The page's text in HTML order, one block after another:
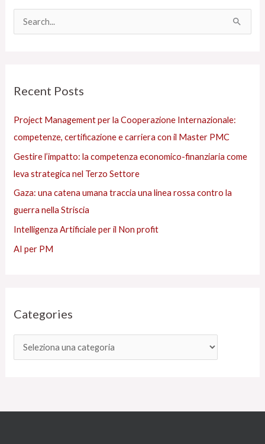
a
Recent Posts
Project Management per la Cooperazione Internazionale:
competenze, certificazione e carriera con il Master PMC
Gestire l’impatto: la competenza economico-finanziaria come
leva strategica nel Terzo Settore
Gaza: una catena umana traccia una linea rossa contro la
guerra nella Striscia
Intelligenza Artificiale per il Non profit
AI per PM
Categories
i
s